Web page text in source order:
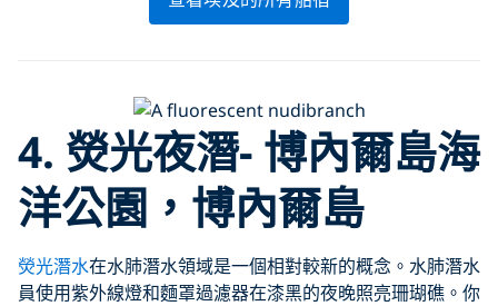
4. 熒光夜潛- 博內爾島海
洋公園，博內爾島
熒光潛水在水肺潛水領域是一個相對較新的概念。水肺潛水
員使用紫外線燈和麵罩過濾器在漆黑的夜晚照亮珊瑚礁。你